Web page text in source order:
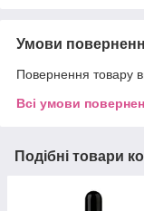
Умови
Повернення товару
Всі умови
Подібні товари